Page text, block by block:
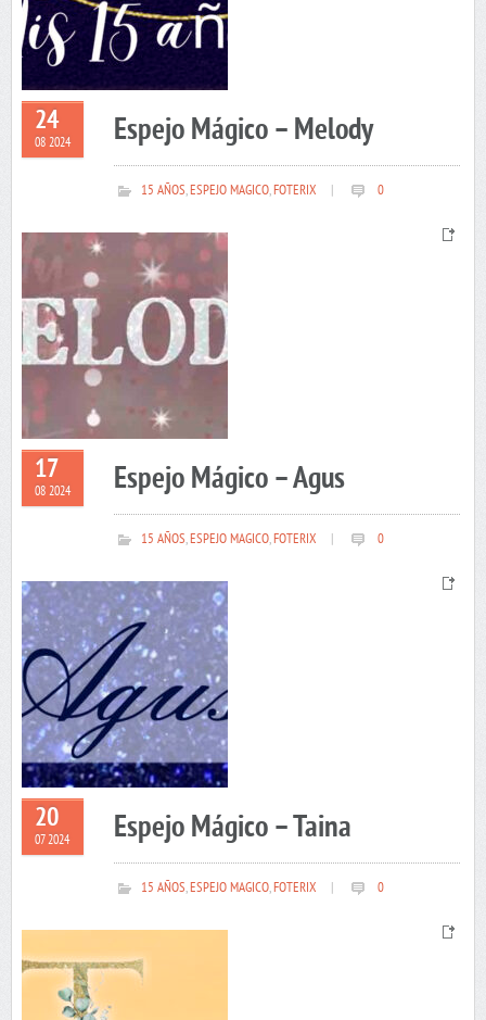
24
08 2024 Espejo Mágico – Melody
15 AÑOS,ESPEJO MAGICO,FOTERIX 0
17
08 2024 Espejo Mágico – Agus
15 AÑOS,ESPEJO MAGICO,FOTERIX 0
20
07 2024 Espejo Mágico – Taina
15 AÑOS,ESPEJO MAGICO,FOTERIX 0